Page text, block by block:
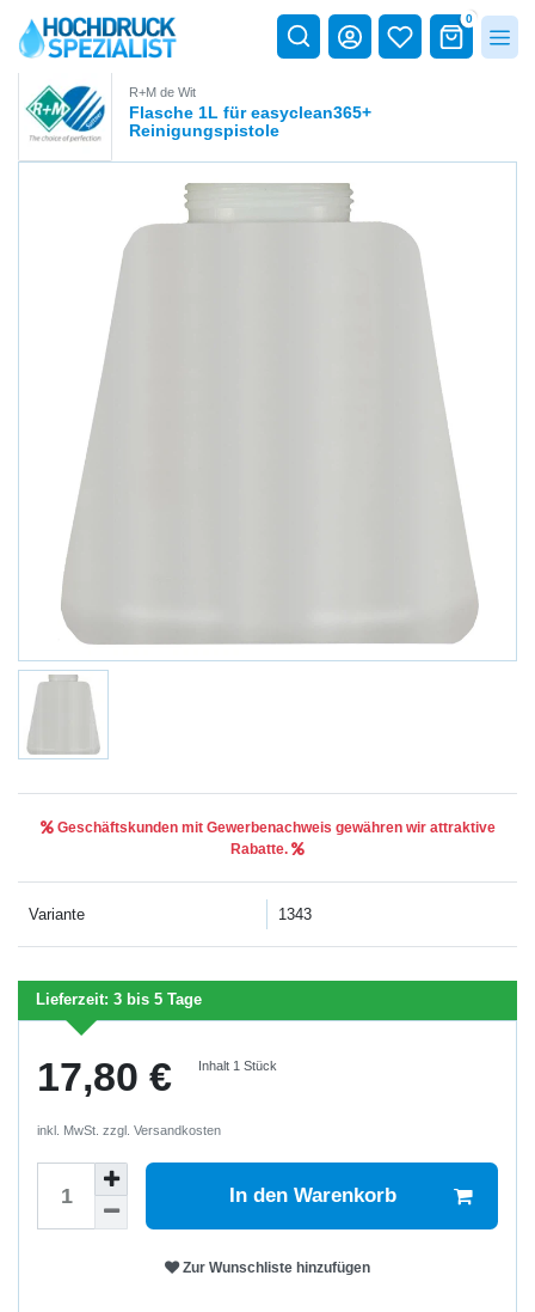
0
R+M de Wit
Flasche 1L für easyclean365+
Reinigungspistole
Geschäftskunden mit Gewerbenachweis gewähren wir attraktive
Rabatte.
Variante 1343
Lieferzeit: 3 bis 5 Tage
17,80 € Inhalt 1Stück
inkl. MwSt. zzgl. Versandkosten
In den Warenkorb
Zur Wunschliste hinzufügen